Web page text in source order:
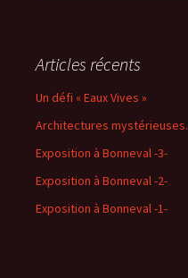
Articles récents
Un défi « Eaux Vives »
Architectures mystérieuses.
Exposition à Bonneval -3-
Exposition à Bonneval -2-
Exposition à Bonneval -1-